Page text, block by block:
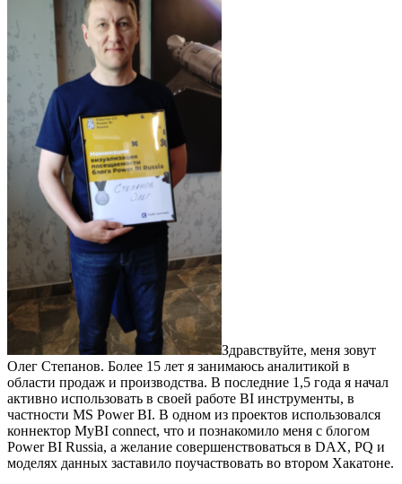
Здравствуйте, меня зовут
Олег Степанов. Более 15 лет я занимаюсь аналитикой в
области продаж и производства. В последние 1,5 года я начал
активно использовать в своей работе BI инструменты, в
частности MS Power BI. В одном из проектов использовался
коннектор MyBI connect, что и познакомило меня с блогом
Power BI Russia, а желание совершенствоваться в DAX, PQ и
моделях данных заставило поучаствовать во втором Хакатоне.